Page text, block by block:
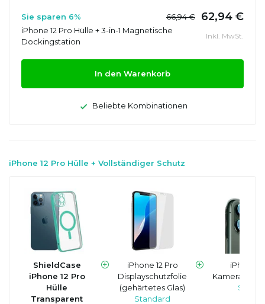
Sie sparen 6% 66,94 € 62,94 €
iPhone 12 Pro Hülle + 3-in-1 Magnetische
Dockingstation
Inkl. MwSt.
In den Warenkorb
Beliebte Kombinationen
iPhone 12 Pro Hülle + Vollständiger Schutz
ShieldCase
iPhone 12 Pro
Hülle
Transparent
iPhone 12 Pro
Displayschutzfolie
(gehärtetes Glas)
Standard
iPhone